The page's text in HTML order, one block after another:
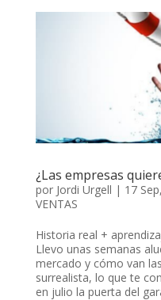
¿Las empresas
por Jordi Urgell | 17
VENTAS
Historia real +
Llevo unas semanas
mercado y cómo van
surrealista, lo que te
en julio la puerta del